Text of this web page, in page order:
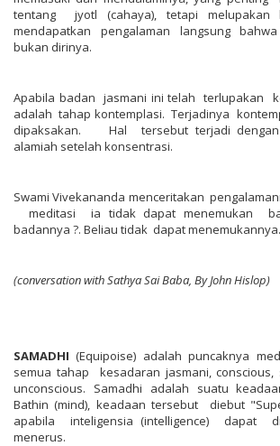
tentang jyotl (cahaya), tetapi melupakan
mendapatkan pengalaman langsung
bukan dirinya.
Apabila badan jasmani ini telah terlupakan
adalah tahap kontemplasi. Terjadinya
dipaksakan. Hal tersebut terjadi dengan
alamiah setelah konsentrasi.
Swami Vivekananda menceritakan
meditasi ia tidak dapat menemukan
badannya ?. Beliau tidak dapat menemukannya.
(conversationwithSathyaSaiBaba, By JohnHislop)
SAMADHI (Equipoise) adalah puncaknya
semua tahap kesadaran jasmani,
unconscious. Samadhi adalah suatu
Bathin (mind), keadaan tersebut diebut
apabila inteligensia (intelligence) dapat
menerus.